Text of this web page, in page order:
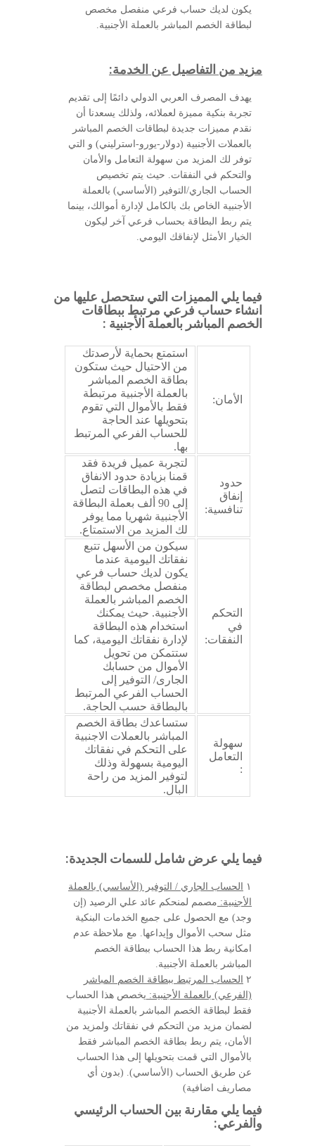
يكون لديك حساب فرعي منفصل مخصص
لبطاقة الخصم المباشر بالعملة الأجنبية.
مزيد من التفاصيل عن الخدمة:
يهدف المصرف العربي الدولي دائمًا إلى تقديم
تجربة بنكية مميزة لعملائه، ولذلك يسعدنا أن
نقدم مميزات جديدة لبطاقات الخصم المباشر
بالعملات الأجنبية (دولار-يورو-استرليني) و التي
توفر لك المزيد من سهولة التعامل والأمان
والتحكم في النفقات. حيث يتم تخصيص
الحساب الجاري/التوفير (الأساسي) بالعملة
الأجنبية الخاص بك بالكامل لإدارة أموالك، بينما
يتم ربط البطاقة بحساب فرعي آخر ليكون
الخيار الأمثل لإنفاقك اليومي.
فيما يلي المميزات التي ستحصل عليها من
انشاء حساب فرعي مرتبط ببطاقات
الخصم المباشر بالعملة الأجنبية :
الأمان:
استمتع بحماية لأرصدتك
من الاحتيال حيث ستكون
بطاقة الخصم المباشر
بالعملة الأجنبية مرتبطة
فقط بالأموال التي تقوم
بتحويلها عند الحاجة
للحساب الفرعي المرتبط
بها.
حدود
إنفاق
تنافسية:
لتجربة عميل فريدة فقد
قمنا بزيادة حدود الانفاق
في هذه البطاقات لتصل
إلى 90 ألف بعملة البطاقة
الأجنبية شهريا مما يوفر
لك المزيد من الاستمتاع.
التحكم
في
النفقات:
سيكون من الأسهل تتبع
نفقاتك اليومية عندما
يكون لديك حساب فرعي
منفصل مخصص لبطاقة
الخصم المباشر بالعملة
الأجنبية. حيث يمكنك
استخدام هذه البطاقة
لإدارة نفقاتك اليومية، كما
ستتمكن من تحويل
الأموال من حسابك
الجارى/ التوفير إلى
الحساب الفرعي المرتبط
بالبطاقة حسب الحاجة.
سهولة
التعامل
:
ستساعدك بطاقة الخصم
المباشر بالعملات الاجنبية
على التحكم في نفقاتك
اليومية بسهولة وذلك
لتوفير المزيد من راحة
البال.
فيما يلي عرض شامل للسمات الجديدة:
١
الحساب الجاري / التوفير (الأساسي) بالعملة
الأجنبية: مصمم لمنحكم عائد علي الرصيد (إن
وجد) مع الحصول على جميع الخدمات البنكية
مثل سحب الأموال وإيداعها. مع ملاحظة عدم
امكانية ربط هذا الحساب ببطاقة الخصم
المباشر بالعملة الأجنبية.
٢ الحساب المرتبط ببطاقة الخصم المباشر
(الفرعي) بالعملة الأجنبية: يخصص هذا الحساب
فقط لبطاقة الخصم المباشر بالعملة الأجنبية
لضمان مزيد من التحكم في نفقاتك ولمزيد من
الأمان، يتم ربط بطاقة الخصم المباشر فقط
بالأموال التي قمت بتحويلها إلى هذا الحساب
عن طريق الحساب (الأساسي). (بدون أي
مصاريف اضافية)
فيما يلي مقارنة بين الحساب الرئيسي
والفرعي: